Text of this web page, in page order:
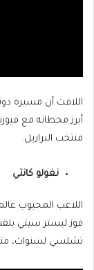
اللافت أن مسيرة
أبرز محطاته مع
منتخب البرازيل.
نغولو كانتي
اللاعب المحبوب
تشلسي لسنوات،